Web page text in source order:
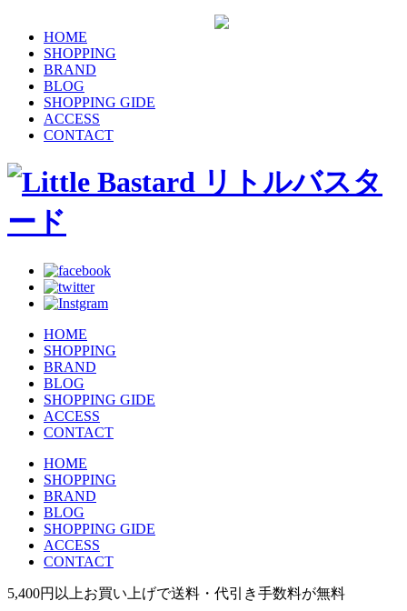
HOME
SHOPPING
BRAND
BLOG
SHOPPING GIDE
ACCESS
CONTACT
HOME
SHOPPING
BRAND
BLOG
SHOPPING GIDE
ACCESS
CONTACT
HOME
SHOPPING
BRAND
BLOG
SHOPPING GIDE
ACCESS
CONTACT
5,400円以上お買い上げで送料・代引き手数料が無料